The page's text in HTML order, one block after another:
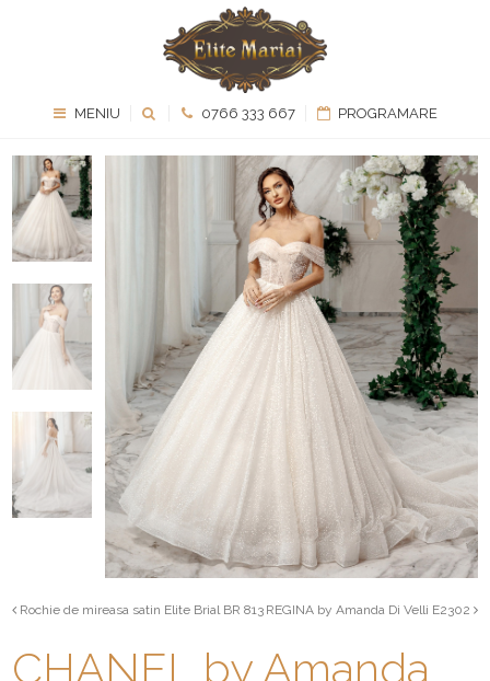
MENIU 0766 333 667 PROGRAMARE
Rochie de mireasa satin Elite Brial BR 813 REGINA by Amanda Di Velli E2302
CHANEL by Amanda